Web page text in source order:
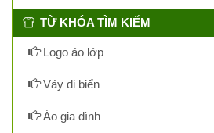
TỪ KHÓA TÌM KIẾM
Logo áo lớp
Váy đi biển
Áo gia đình